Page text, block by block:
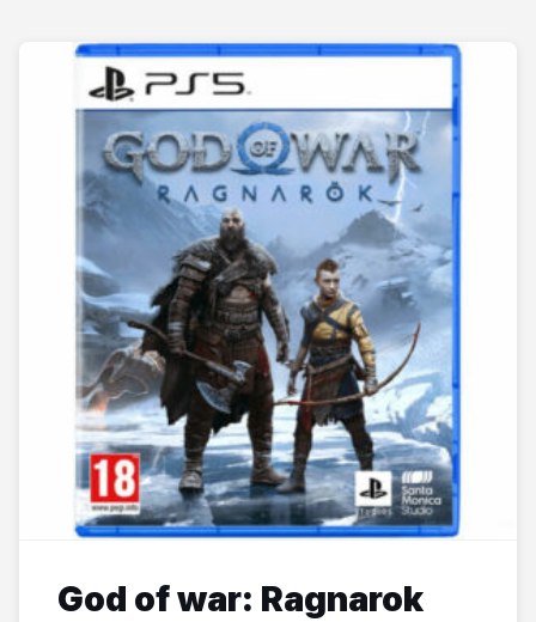
God of war: Ragnarok